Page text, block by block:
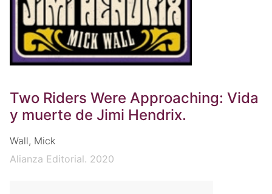
Two Riders Were Approaching: Vida
y muerte de Jimi Hendrix.
Wall, Mick
Alianza Editorial. 2020